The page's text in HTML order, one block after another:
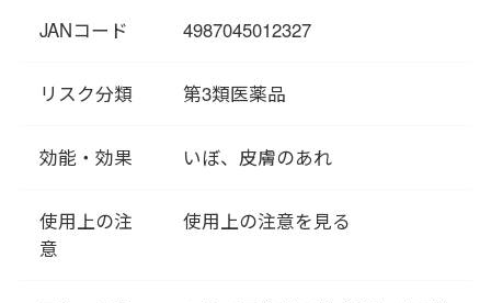
陳代謝を促すことから、不要な
も効果的です。
JANコード 4987045012327
リスク分類 第3類医薬品
効能・効果 いぼ、皮膚のあれ
使用上の注
意
使用上の注意を見る